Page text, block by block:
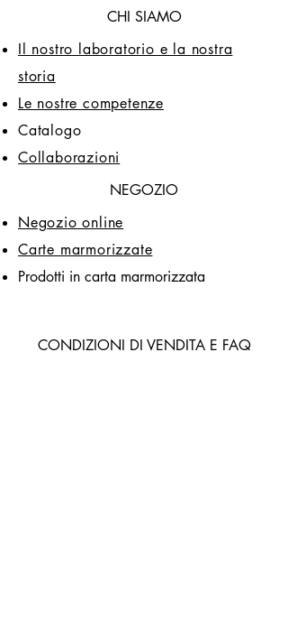
prodotto personalizzandolo con una
carta marmorizzata di diverso colore o
fantasia, contattaci all'indirizzo:
info@papiersprina.design
Il sito Web cerca di fornire il più
possibile informazioni corrette sui
prodotti, tuttavia, sebbene il sito tenti di
riflettere il colore esatto dei prodotti,
non viene fornita alcuna garanzia che
ogni schermo riproduca i colori in
modo identico.
CHI SIAMO
Il nostro laboratorio e la nostra
storia
Le nostre competenze
Catalogo
Collaborazioni
NEGOZIO
Negozio online
Carte marmorizzate
Prodotti in carta marmorizzata
CONDIZIONI DI VENDITA E FAQ